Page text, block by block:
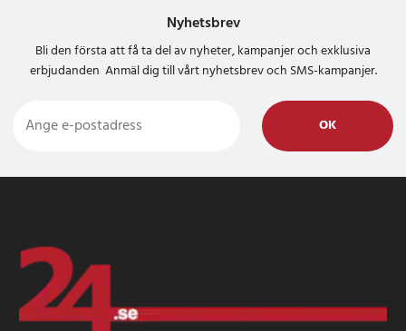
Nyhetsbrev
Bli den första att få ta del av nyheter, kampanjer och exklusiva
erbjudanden Anmäl dig till vårt nyhetsbrev och SMS-kampanjer.
OK